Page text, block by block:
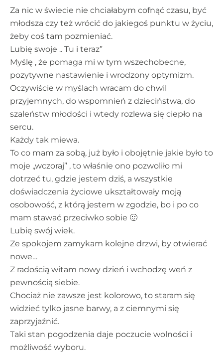
Za nic w świecie nie chciałabym cofnąć czasu, być
młodsza czy też wrócić do jakiegoś punktu w życiu,
żeby coś tam pozmieniać.
Lubię swoje .. Tu i teraz”
Myślę , że pomaga mi w tym wszechobecne,
pozytywne nastawienie i wrodzony optymizm.
Oczywiście w myślach wracam do chwil
przyjemnych, do wspomnień z dzieciństwa, do
szaleństw młodości i wtedy rozlewa się ciepło na
sercu.
Każdy tak miewa.
To co mam za sobą, już było i obojętnie jakie było to
moje ,,wczoraj” , to właśnie ono pozwoliło mi
dotrzeć tu, gdzie jestem dziś, a wszystkie
doświadczenia życiowe ukształtowały moją
osobowość, z którą jestem w zgodzie, bo i po co
mam stawać przeciwko sobie 🙂
Lubię swój wiek.
Ze spokojem zamykam kolejne drzwi, by otwierać
nowe…
Z radością witam nowy dzień i wchodzę weń z
pewnością siebie.
Chociaż nie zawsze jest kolorowo, to staram się
widzieć tylko jasne barwy, a z ciemnymi się
zaprzyjaźnić.
Taki stan pogodzenia daje poczucie wolności i
możliwość wyboru.